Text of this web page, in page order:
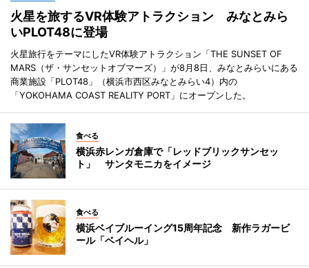
火星を旅するVR体験アトラクション みなとみら
いPLOT48に登場
火星旅行をテーマにしたVR体験アトラクション「THE SUNSET OF
MARS（ザ・サンセットオブマーズ）」が8月8日、みなとみらいにある
商業施設「PLOT48」（横浜市西区みなとみらい4）内の
「YOKOHAMA COAST REALITY PORT」にオープンした。
食べる
横浜赤レンガ倉庫で「レッドブリックサンセッ
ト」 サンタモニカをイメージ
食べる
横浜ベイブルーイング15周年記念 新作ラガービ
ール「ベイヘル」